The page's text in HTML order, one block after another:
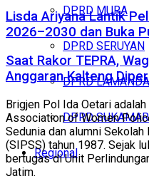
DPRD MURA
DPRD SERUYAN
DPRD
DPRD
Regional
Lisda Ariyana Lantik
2026–2030 dan Buka
Saat Rakor TEPRA,
Anggaran Kalteng
Brigjen Pol Ida Oetari
Association of Women
Sedunia dan alumni
(SIPSS) tahun 1987. Sejak
bertugas di Unit
Jatim.